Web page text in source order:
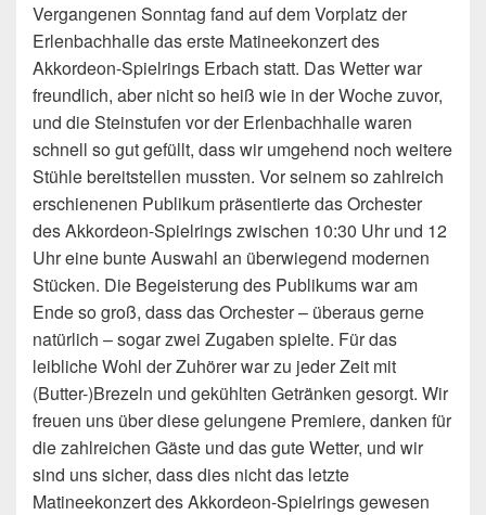
Vergangenen Sonntag fand auf dem Vorplatz der
Erlenbachhalle das erste Matineekonzert des
Akkordeon-Spielrings Erbach statt. Das Wetter war
freundlich, aber nicht so heiß wie in der Woche zuvor,
und die Steinstufen vor der Erlenbachhalle waren
schnell so gut gefüllt, dass wir umgehend noch weitere
Stühle bereitstellen mussten. Vor seinem so zahlreich
erschienenen Publikum präsentierte das Orchester
des Akkordeon-Spielrings zwischen 10:30 Uhr und 12
Uhr eine bunte Auswahl an überwiegend modernen
Stücken. Die Begeisterung des Publikums war am
Ende so groß, dass das Orchester – überaus gerne
natürlich – sogar zwei Zugaben spielte. Für das
leibliche Wohl der Zuhörer war zu jeder Zeit mit
(Butter-)Brezeln und gekühlten Getränken gesorgt. Wir
freuen uns über diese gelungene Premiere, danken für
die zahlreichen Gäste und das gute Wetter, und wir
sind uns sicher, dass dies nicht das letzte
Matineekonzert des Akkordeon-Spielrings gewesen